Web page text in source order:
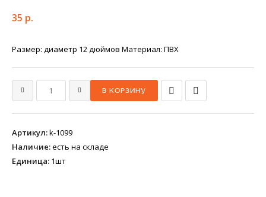
35 р.
Размер: диаметр 12 дюймов Материал: ПВХ
Артикул:k-1099
Наличие:есть на складе
Единица: 1шт